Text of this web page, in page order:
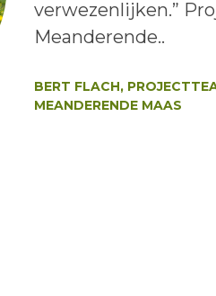
verwezenlijken.”
Meanderende..
BERT FLACH,
MEANDERENDE MAAS